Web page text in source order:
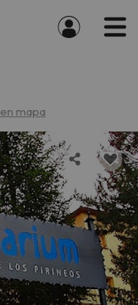
mapa